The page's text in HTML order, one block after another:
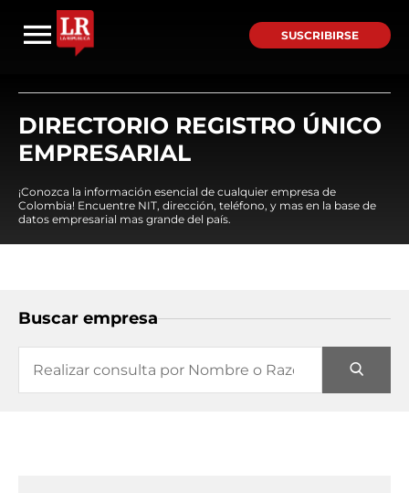
SUSCRIBIRSE
DIRECTORIO REGISTRO ÚNICO
EMPRESARIAL
¡Conozca la información esencial de cualquier empresa de
Colombia! Encuentre NIT, dirección, teléfono, y mas en la base de
datos empresarial mas grande del país.
Buscar empresa